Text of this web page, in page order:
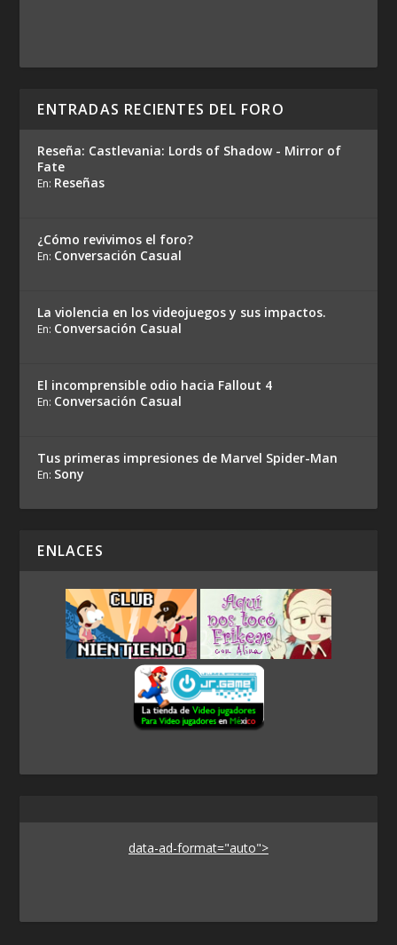
ENTRADAS RECIENTES DEL FORO
Reseña: Castlevania: Lords of Shadow - Mirror of
Fate
En: Reseñas
¿Cómo revivimos el foro?
En: Conversación Casual
La violencia en los videojuegos y sus impactos.
En: Conversación Casual
El incomprensible odio hacia Fallout 4
En: Conversación Casual
Tus primeras impresiones de Marvel Spider-Man
En: Sony
ENLACES
data-ad-format="auto">